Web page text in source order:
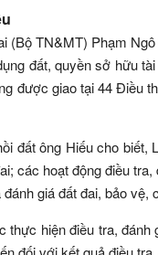
TN&MT) Phạm
đất, quyền sở hữu
được giao tại 44 Điều
đất ông Hiếu cho
các hoạt động điều
giá đất đai, bảo vệ,
hiện điều tra,